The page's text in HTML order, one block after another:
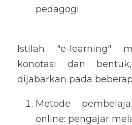
pedagogi.
Istilah "e-learning"
konotasi dan
dijabarkan pada
Metode
online: pengajar